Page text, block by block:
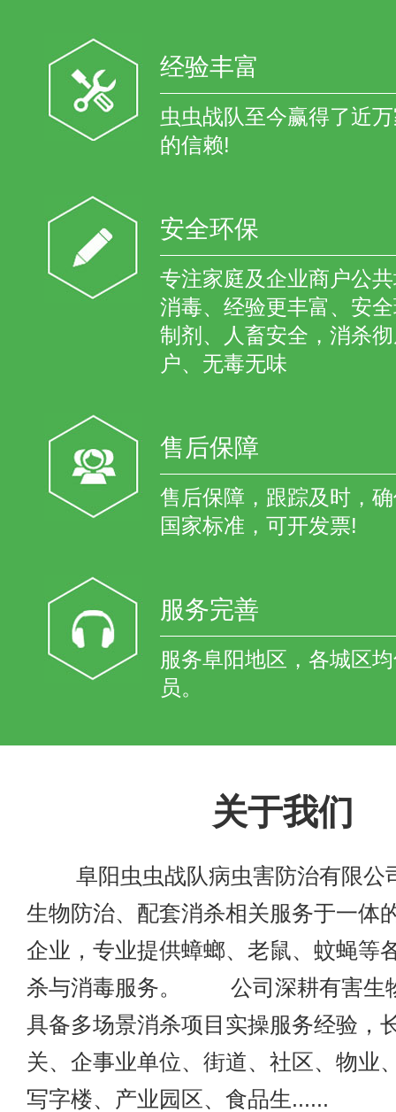
经验丰富
虫虫战队至今赢得了近
的信赖!
安全环保
专注家庭及企业商户公
消毒、经验更丰富、安
制剂、人畜安全，消杀
户、无毒无味
售后保障
售后保障，跟踪及时，
国家标准，可开发票!
服务完善
服务阜阳地区，各城区
员。
关于我们
阜阳虫虫战队病虫害防治有限公
生物防治、配套消杀相关服务于一体
企业，专业提供蟑螂、老鼠、蚊蝇等
杀与消毒服务。 公司深耕有害生
具备多场景消杀项目实操服务经验，
关、企事业单位、街道、社区、物业
写字楼、产业园区、食品生......